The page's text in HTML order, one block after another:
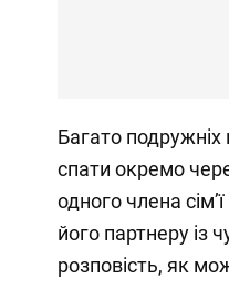
Багато подружніх
спати окремо
одного члена
його партнеру із
розповість, як